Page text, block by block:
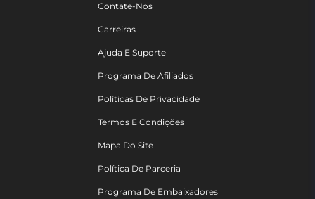
Contate-Nos
Carreiras
Ajuda E Suporte
Programa De Afiliados
Políticas De Privacidade
Termos E Condições
Mapa Do Site
Política De Parceria
Programa De Embaixadores